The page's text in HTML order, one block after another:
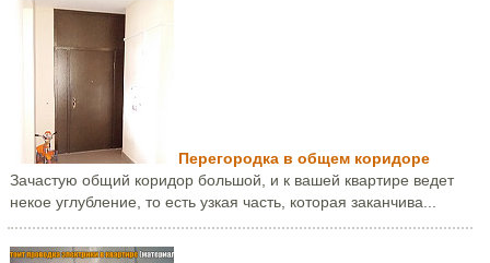
Перегородка в общем коридоре
Зачастую общий коридор большой, и к вашей квартире ведет
некое углубление, то есть узкая часть, которая заканчива...